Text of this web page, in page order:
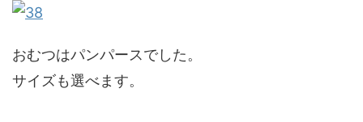
おむつはパンパースでした。
サイズも選べます。